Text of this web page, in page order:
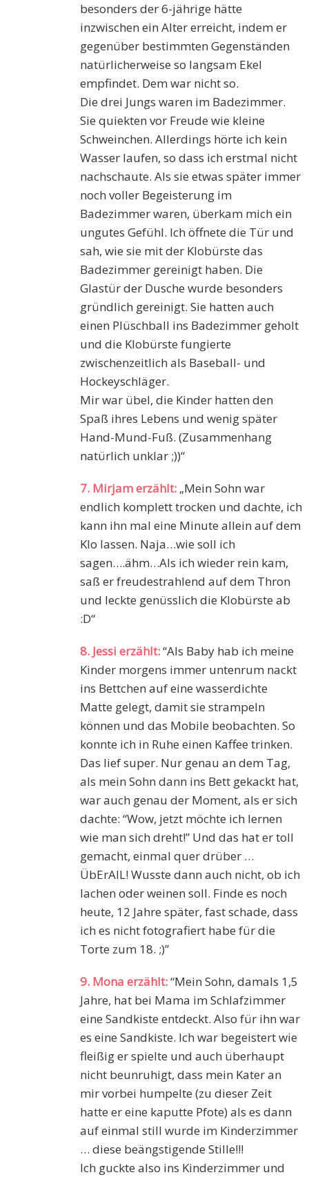
besonders der 6-jährige hätte
inzwischen ein Alter erreicht, indem er
gegenüber bestimmten Gegenständen
natürlicherweise so langsam Ekel
empfindet. Dem war nicht so.
Die drei Jungs waren im Badezimmer.
Sie quiekten vor Freude wie kleine
Schweinchen. Allerdings hörte ich kein
Wasser laufen, so dass ich erstmal nicht
nachschaute. Als sie etwas später immer
noch voller Begeisterung im
Badezimmer waren, überkam mich ein
ungutes Gefühl. Ich öffnete die Tür und
sah, wie sie mit der Klobürste das
Badezimmer gereinigt haben. Die
Glastür der Dusche wurde besonders
gründlich gereinigt. Sie hatten auch
einen Plüschball ins Badezimmer geholt
und die Klobürste fungierte
zwischenzeitlich als Baseball- und
Hockeyschläger.
Mir war übel, die Kinder hatten den
Spaß ihres Lebens und wenig später
Hand-Mund-Fuß. (Zusammenhang
natürlich unklar ;))“
7. Mirjam erzählt: „Mein Sohn war
endlich komplett trocken und dachte, ich
kann ihn mal eine Minute allein auf dem
Klo lassen. Naja…wie soll ich
sagen….ähm…Als ich wieder rein kam,
saß er freudestrahlend auf dem Thron
und leckte genüsslich die Klobürste ab
:D“
8. Jessi erzählt:“Als Baby hab ich meine
Kinder morgens immer untenrum nackt
ins Bettchen auf eine wasserdichte
Matte gelegt, damit sie strampeln
können und das Mobile beobachten. So
konnte ich in Ruhe einen Kaffee trinken.
Das lief super. Nur genau an dem Tag,
als mein Sohn dann ins Bett gekackt hat,
war auch genau der Moment, als er sich
dachte: “Wow, jetzt möchte ich lernen
wie man sich dreht!” Und das hat er toll
gemacht, einmal quer drüber …
ÜbErAlL! Wusste dann auch nicht, ob ich
lachen oder weinen soll. Finde es noch
heute, 12 Jahre später, fast schade, dass
ich es nicht fotografiert habe für die
Torte zum 18. ;)”
9. Mona erzählt:“Mein Sohn, damals 1,5
Jahre, hat bei Mama im Schlafzimmer
eine Sandkiste entdeckt. Also für ihn war
es eine Sandkiste. Ich war begeistert wie
fleißig er spielte und auch überhaupt
nicht beunruhigt, dass mein Kater an
mir vorbei humpelte (zu dieser Zeit
hatte er eine kaputte Pfote) als es dann
auf einmal still wurde im Kinderzimmer
… diese beängstigende Stille!!!
Ich guckte also ins Kinderzimmer und